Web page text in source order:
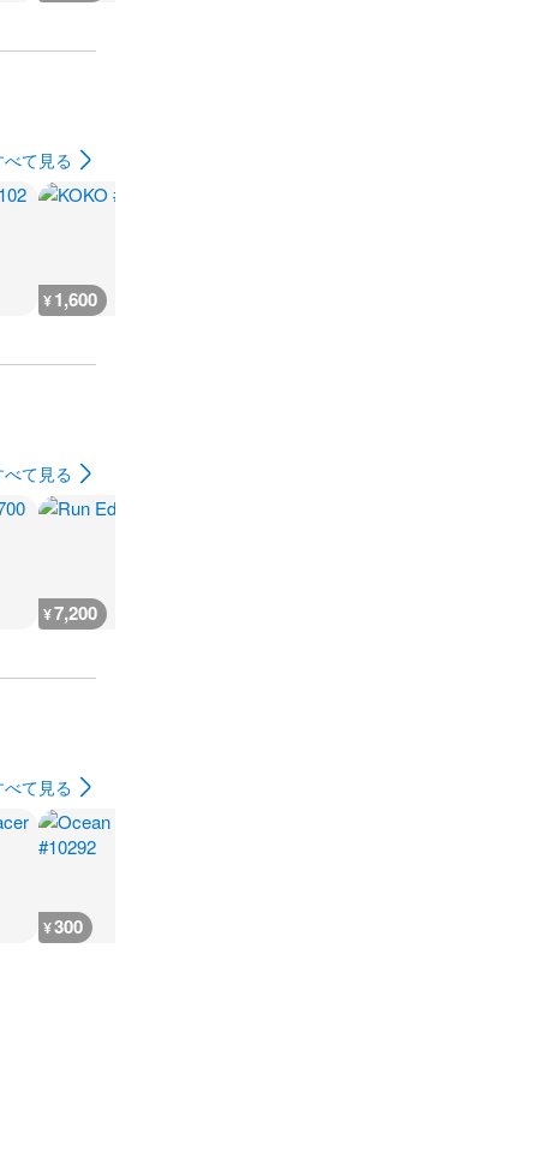
べて見る
¥1,600
べて見る
¥7,200
べて見る
¥300